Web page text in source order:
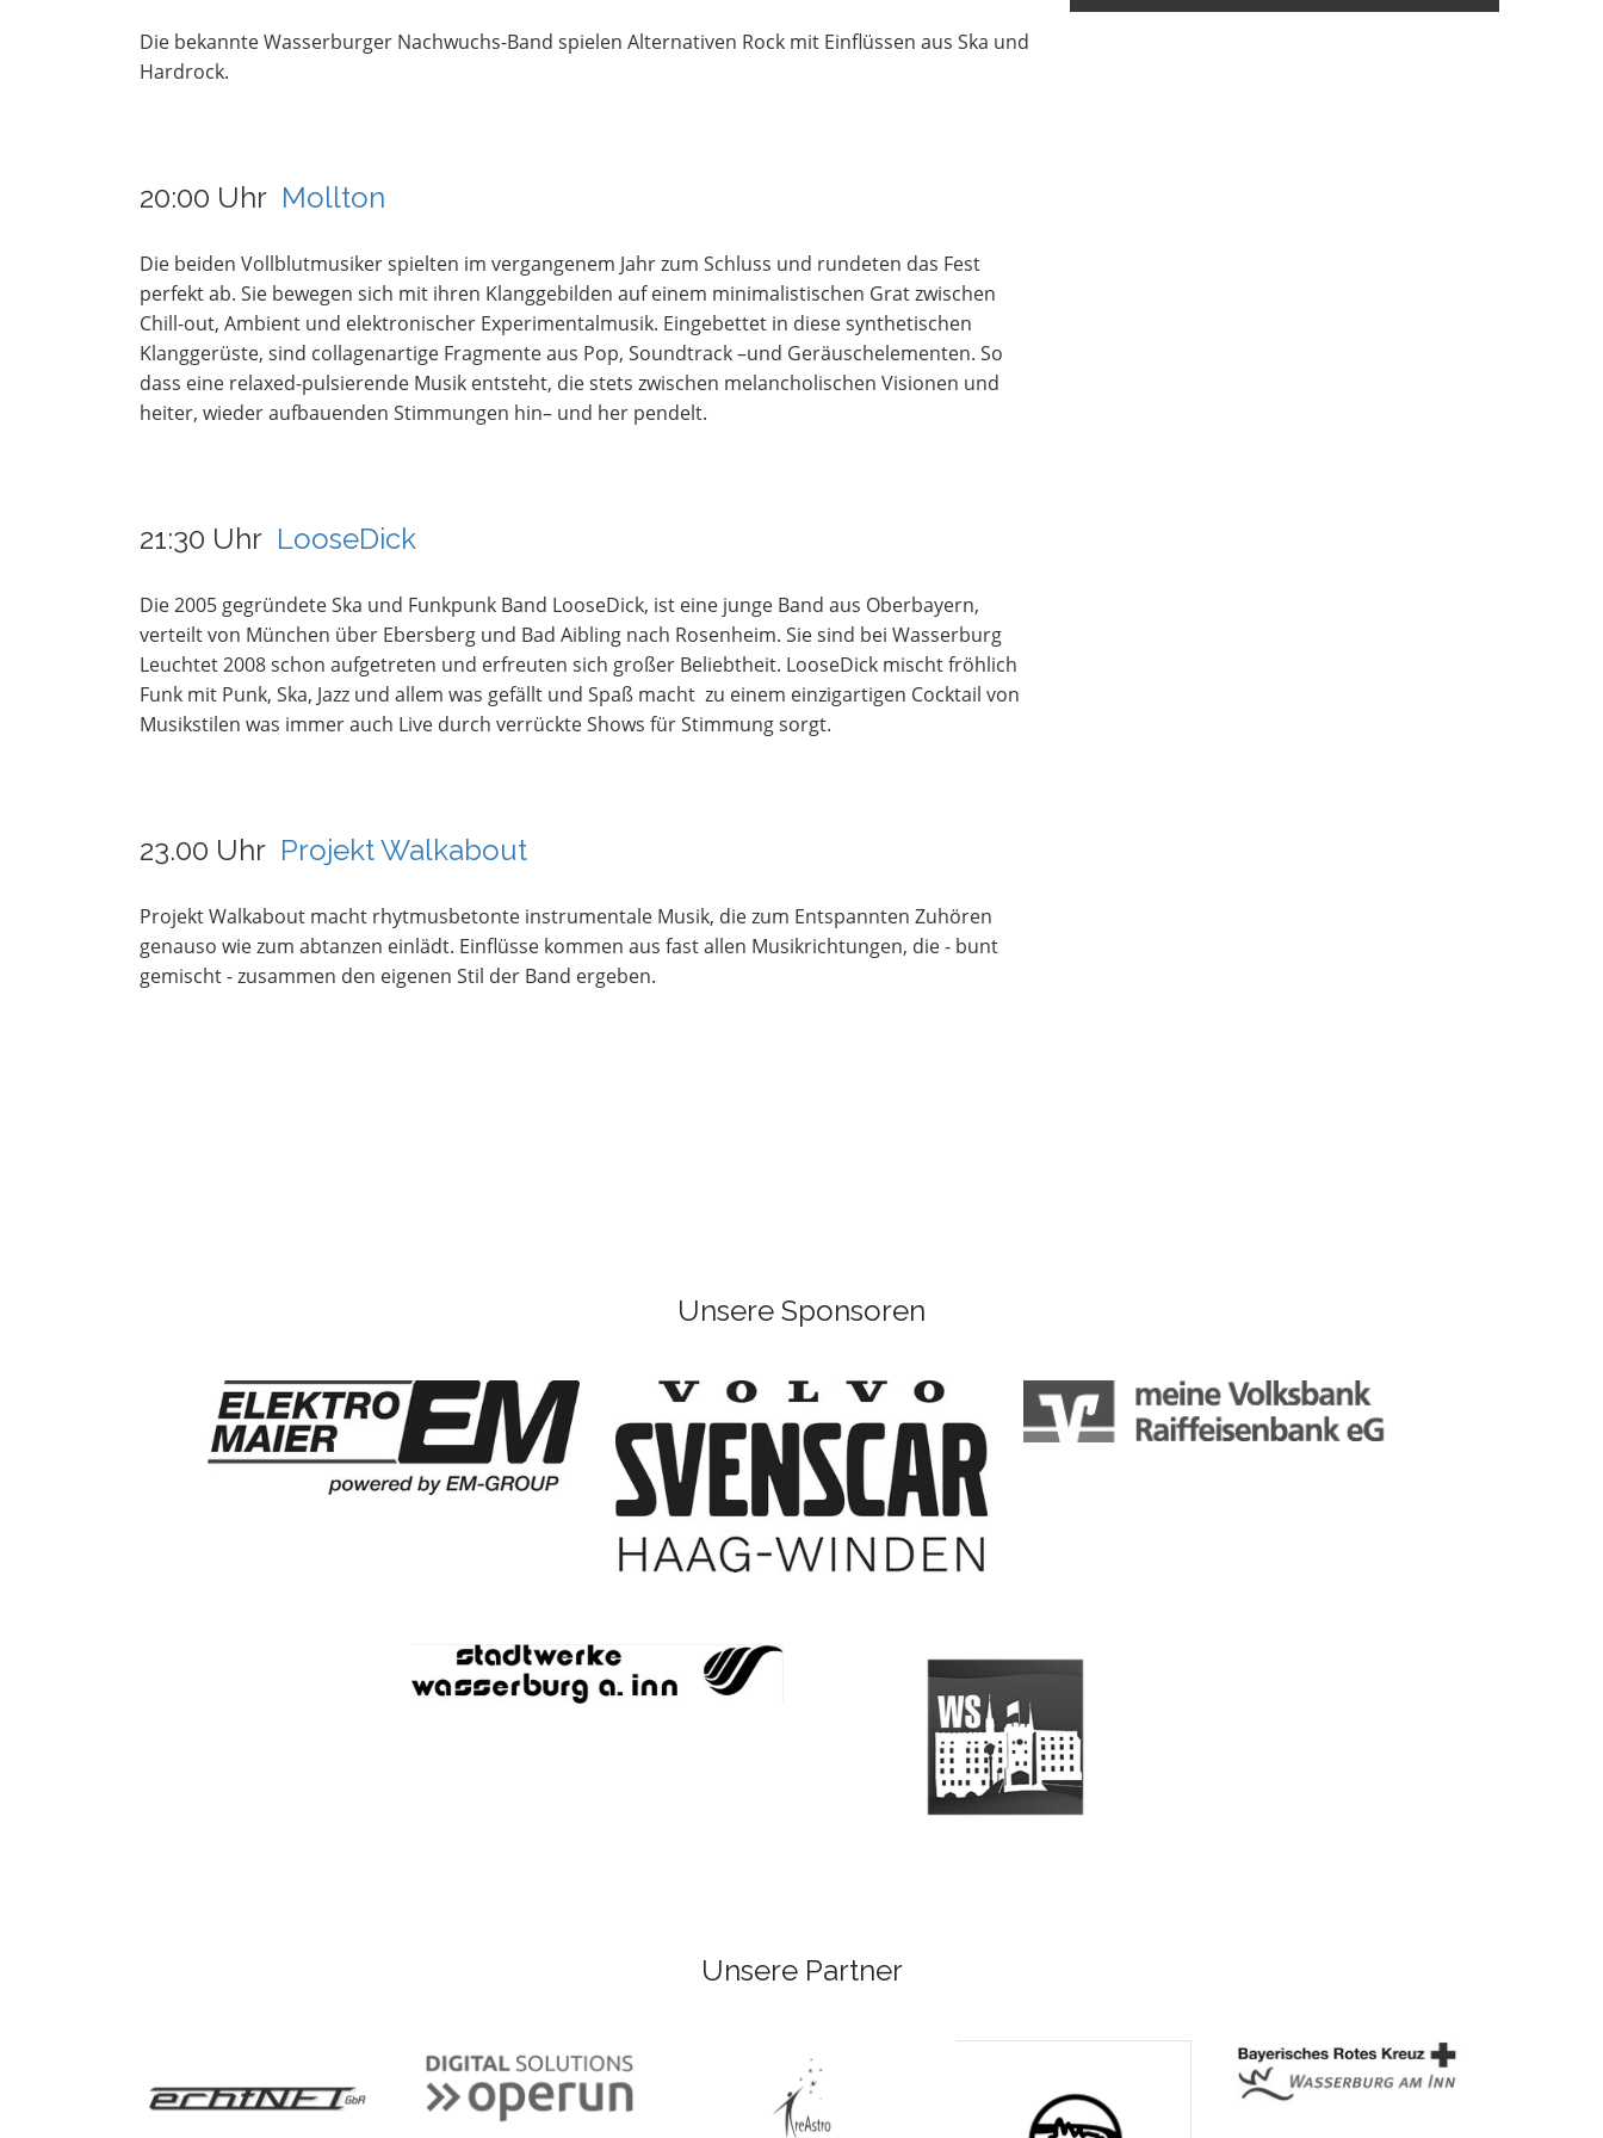
Die bekannte Wasserburger Nachwuchs-Band spielen Alternativen Rock mit Einflüssen aus Ska und
Hardrock.
20:00 Uhr Mollton
Die beiden Vollblutmusiker spielten im vergangenem Jahr zum Schluss und rundeten das Fest
perfekt ab. Sie bewegen sich mit ihren Klanggebilden auf einem minimalistischen Grat zwischen
Chill-out, Ambient und elektronischer Experimentalmusik. Eingebettet in diese synthetischen
Klanggerüste, sind collagenartige Fragmente aus Pop, Soundtrack –und Geräuschelementen. So
dass eine relaxed-pulsierende Musik entsteht, die stets zwischen melancholischen Visionen und
heiter, wieder aufbauenden Stimmungen hin– und her pendelt.
21:30 Uhr LooseDick
Die 2005 gegründete Ska und Funkpunk Band LooseDick, ist eine junge Band aus Oberbayern,
verteilt von München über Ebersberg und Bad Aibling nach Rosenheim. Sie sind bei Wasserburg
Leuchtet 2008 schon aufgetreten und erfreuten sich großer Beliebtheit. LooseDick mischt fröhlich
Funk mit Punk, Ska, Jazz und allem was gefällt und Spaß macht zu einem einzigartigen Cocktail von
Musikstilen was immer auch Live durch verrückte Shows für Stimmung sorgt.
23.00 Uhr Projekt Walkabout
Projekt Walkabout macht rhytmusbetonte instrumentale Musik, die zum Entspannten Zuhören
genauso wie zum abtanzen einlädt. Einflüsse kommen aus fast allen Musikrichtungen, die - bunt
gemischt - zusammen den eigenen Stil der Band ergeben.
Unsere Sponsoren
Unsere Partner